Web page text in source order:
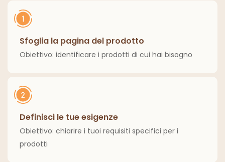
Sfoglia la pagina del prodotto
Obiettivo: identificare i prodotti di cui hai bisogno
Definisci le tue esigenze
Obiettivo: chiarire i tuoi requisiti specifici per i
prodotti